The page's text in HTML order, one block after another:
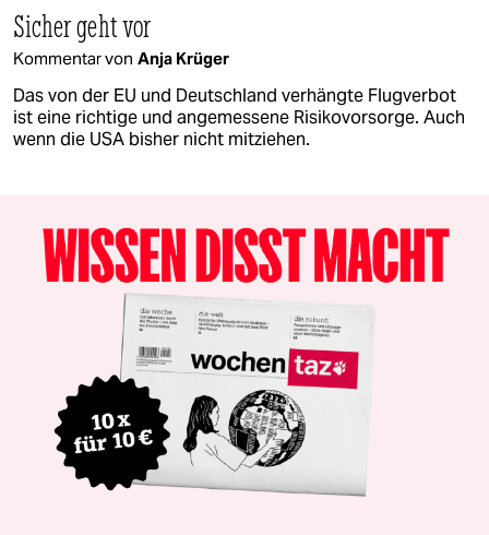
Sicher geht vor
Kommentar von Anja Krüger
Das von der EU und Deutschland verhängte Flugverbot
ist eine richtige und angemessene Risikovorsorge. Auch
wenn die USA bisher nicht mitziehen.